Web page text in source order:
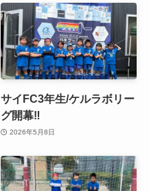
サイFC3年生/ケルラボリー
グ開幕‼️
2026年5月8日